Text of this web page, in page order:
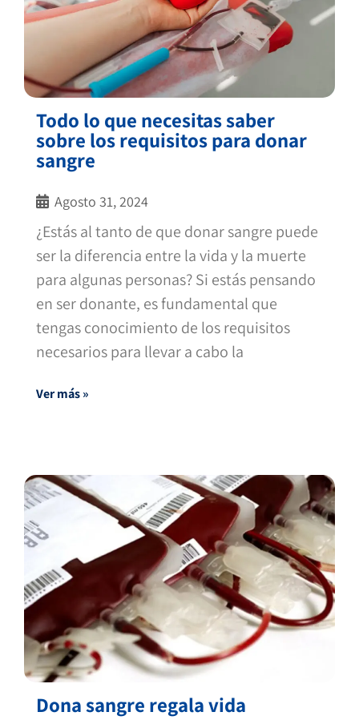
Todo lo que necesitas saber
sobre los requisitos para donar
sangre
Agosto 31, 2024
¿Estás al tanto de que donar sangre puede
ser la diferencia entre la vida y la muerte
para algunas personas? Si estás pensando
en ser donante, es fundamental que
tengas conocimiento de los requisitos
necesarios para llevar a cabo la
Ver más »
Dona sangre regala vida